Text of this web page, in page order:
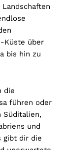
Küste über
bis hin zu
die
führen oder
Süditalien,
und
gibt dir die